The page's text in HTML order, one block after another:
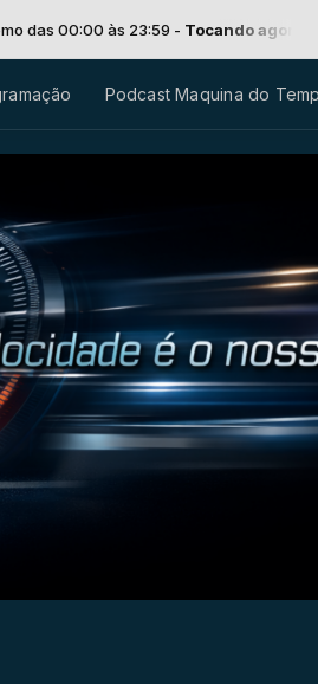
23:59 -Tocando agora: 147 - RAMONES
Podcast Maquina do